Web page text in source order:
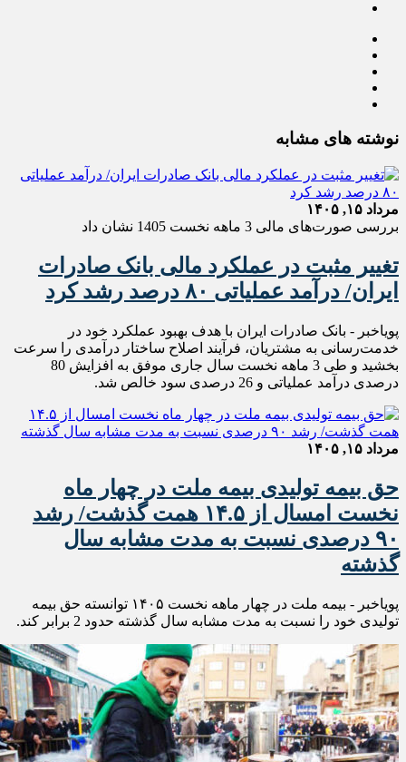
نوشته های مشابه
مرداد ۱۵, ۱۴۰۵
بررسی صورت‌های مالی 3 ماهه نخست 1405 نشان داد
تغییر مثبت در عملکرد مالی بانک صادرات
ایران/ درآمد عملیاتی ۸۰ درصد رشد کرد
پویاخبر - ​بانک صادرات ایران با هدف بهبود عملکرد خود در
خدمت‌رسانی به مشتریان، فرآیند اصلاح ساختار درآمدی را سرعت
بخشید و طی 3 ماهه نخست سال جاری موفق به افزایش 80
درصدی درآمد عملیاتی و 26 درصدی سود خالص شد.
مرداد ۱۵, ۱۴۰۵
حق بیمه تولیدی بیمه ملت در چهار ماه
نخست امسال از ۱۴.۵ همت گذشت/ رشد
۹۰ درصدی نسبت به مدت مشابه سال
گذشته
پویاخبر - بیمه ملت در چهار ماهه نخست ۱۴٠۵ توانسته حق بیمه
تولیدی خود را نسبت به مدت مشابه سال گذشته حدود 2 برابر کند.